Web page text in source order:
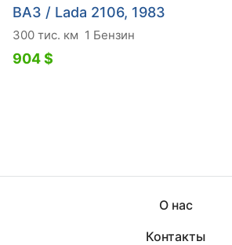
ВАЗ / Lada 2106, 1983
300 тис. км 1 Бензин
904 $
О нас
Контакты